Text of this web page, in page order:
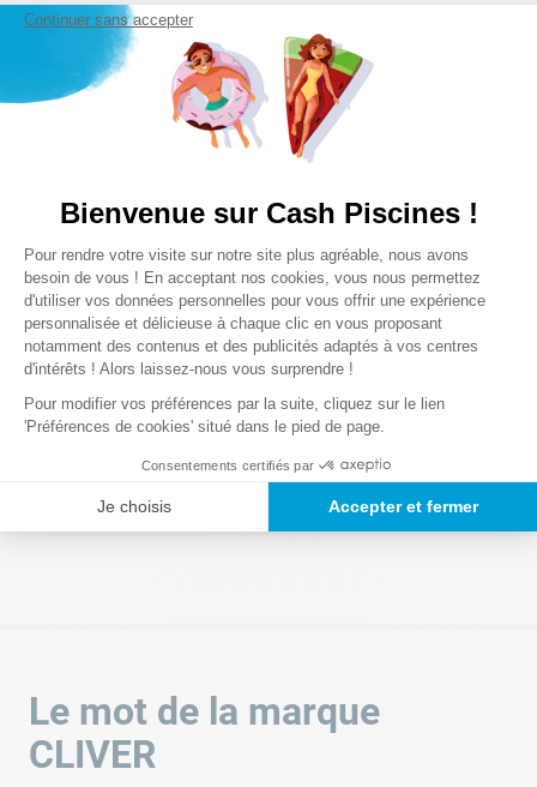
Lire la suite
Poids des colis
0,5 Kg
Notre satisfaction, la votre
Avis clients
Chargement de la synthèse…
Veuillez vous connecter pour écrire un avis.
Chargement des avis…
Le mot de la marque
CLIVER
Continuer sans accepter
Bienvenue sur Cash Piscines !
Plateforme de Gestion du
Pour rendre votre visite sur notre site plus agréable, nous avons
besoin de vous ! En acceptant nos cookies, vous nous permettez
d'utiliser vos données personnelles pour vous offrir une expérience
personnalisée et délicieuse à chaque clic en vous proposant
notamment des contenus et des publicités adaptés à vos centres
d'intérêts ! Alors laissez-nous vous surprendre !
Pour modifier vos préférences par la suite, cliquez sur le lien
'Préférences de cookies' situé dans le pied de page.
Consentements certifiés par
Je choisis Accepter et fermer
Axeptio consent